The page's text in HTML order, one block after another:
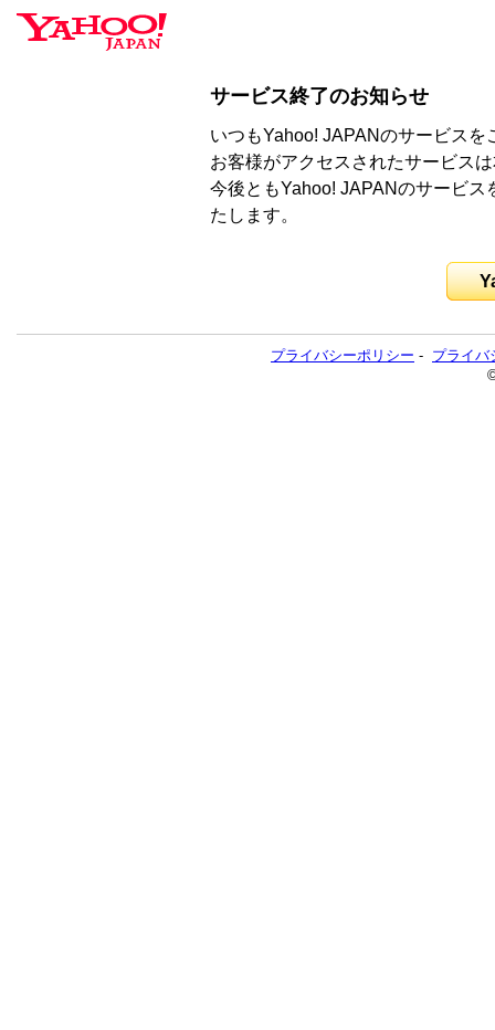
サービス終了のお知らせ
いつもYahoo! JAPANのサービス
お客様がアクセスされたサービス
今後ともYahoo! JAPANのサービ
たします。
プライバシーポリシー - プライバ